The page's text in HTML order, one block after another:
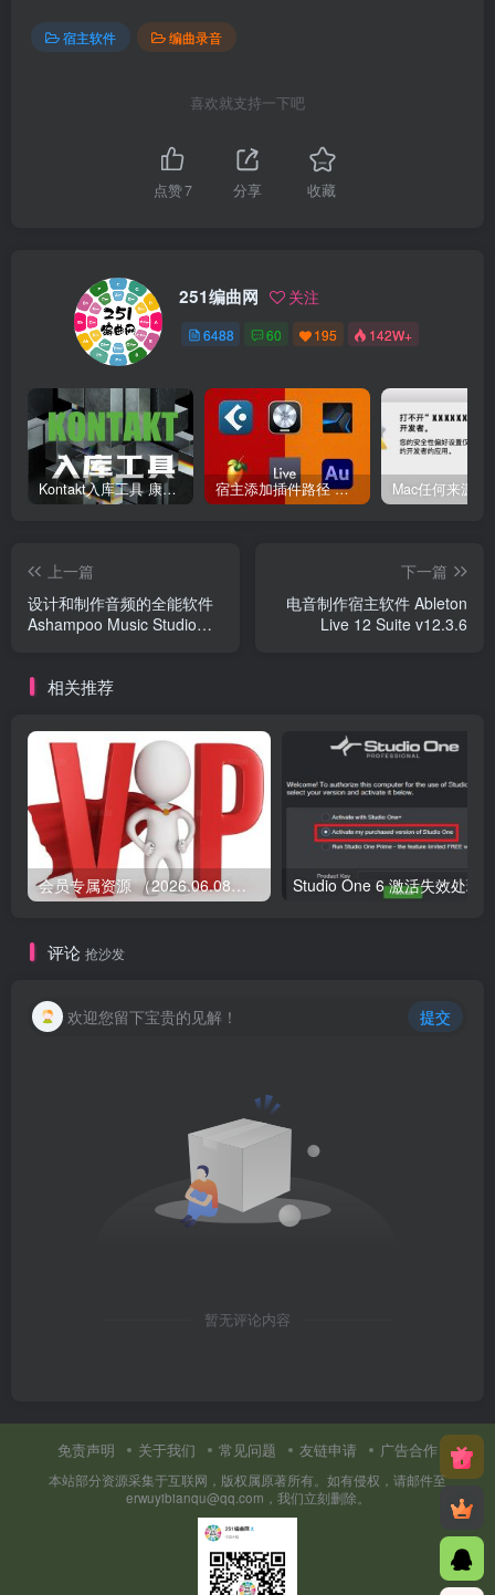
宿主软件 编曲录音
喜欢就支持一下吧
点赞7 分享 收藏
251编曲网 关注
6488 60 195 142W+
Kontakt入库工具 康泰克入库教程 宿主添加插件路径 插件路径设置 VSTPlugins路径
上一篇
设计和制作音频的全能软件
Ashampoo Music Studio
下一篇
电音制作宿主软件 Ableton
Live 12 Suite v12.3.6
相关推荐
会员专属资源 （2026.06.08更新）
评论 抢沙发
欢迎您留下宝贵的见解！ 提交
暂无评论内容
免责声明 关于我们 常见问题 友链申请 广告合作
本站部分资源采集于互联网，版权属原著所有。如有侵权，请邮件至
erwuyibianqu@qq.com，我们立刻删除。